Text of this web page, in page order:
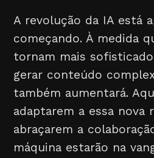
A revolução da IA está
começando. À medida
tornam mais
gerar conteúdo
também aumentará.
adaptarem a essa nova
abraçarem a
máquina estarão na